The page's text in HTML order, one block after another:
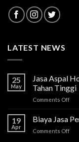
LATEST NEWS
25
May
Jasa Aspal
Tahan Tinggi
Comments Offon
19
Apr
Biaya Jasa
Comments Offon